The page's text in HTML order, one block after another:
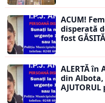
ACUM!
disperată
fost
ALERTĂ în
din Albota,